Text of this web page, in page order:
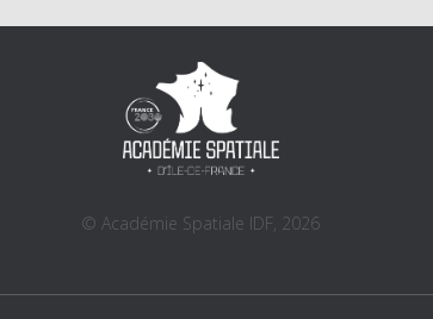
© Académie Spatiale IDF, 2026